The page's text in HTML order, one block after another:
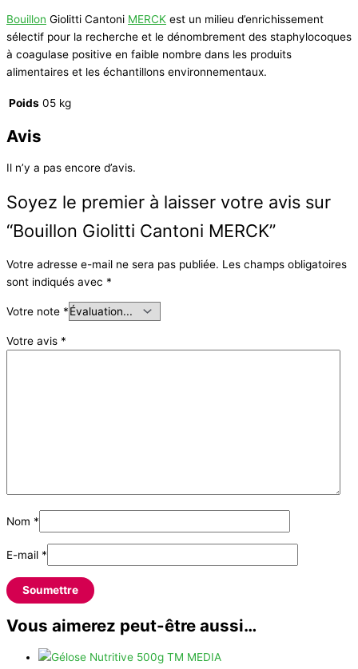
Bouillon Giolitti Cantoni MERCK est un milieu d’enrichissement
sélectif pour la recherche et le dénombrement des staphylocoques
à coagulase positive en faible nombre dans les produits
alimentaires et les échantillons environnementaux.
Poids 05 kg
Avis
Il n’y a pas encore d’avis.
Soyez le premier à laisser votre avis sur
“Bouillon Giolitti Cantoni MERCK”
Votre adresse e-mail ne sera pas publiée. Les champs obligatoires
sont indiqués avec *
Votre note *
Votre avis *
Nom *
E-mail *
Vous aimerez peut-être aussi…